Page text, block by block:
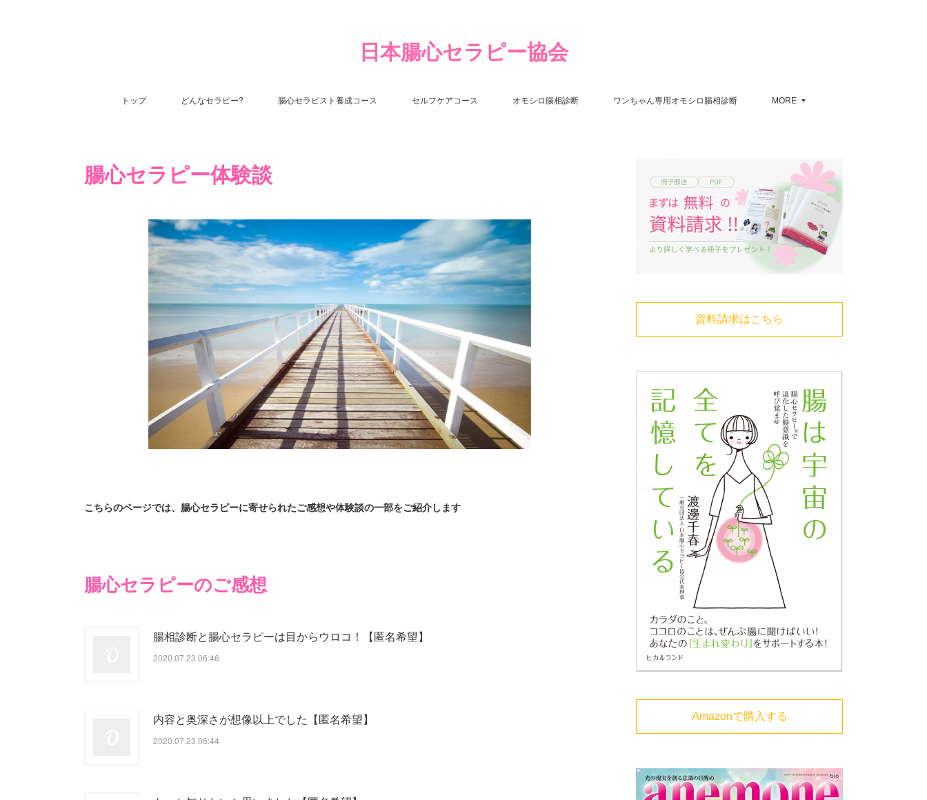
日本腸心セラピー協会
トップ どんなセラピー? 腸心セラピスト養成コース セルフケアコース オモシロ腸相診断 ワンちゃん専用オモシロ腸相診断 MORE
腸心セラピー体験談
こちらのページでは、腸心セラピーに寄せられたご感想や体験談の一部をご紹介します
腸心セラピーのご感想
腸相診断と腸心セラピーは目からウロコ！【匿名希望】
2020.07.23 06:46
内容と奥深さが想像以上でした【匿名希望】
2020.07.23 06:44
資料請求はこちら
Amazonで購入する